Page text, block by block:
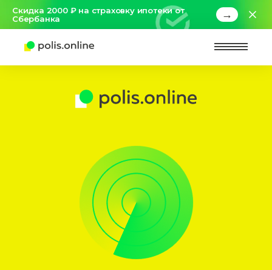
Скидка 2000 ₽ на страховку ипотеки от
Сбербанка
→